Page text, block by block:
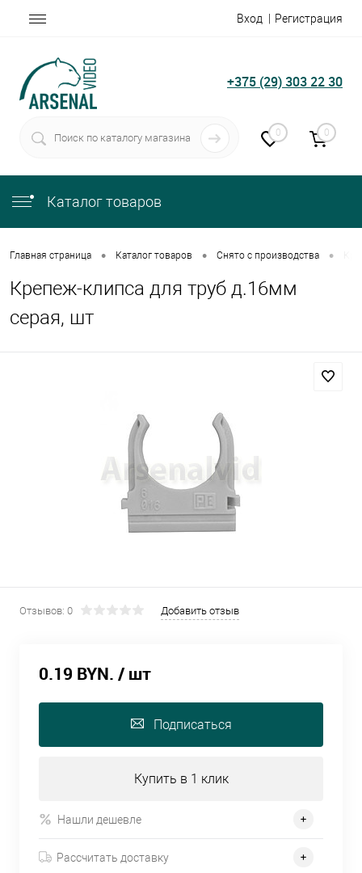
Вход Регистрация
+375 (29) 303 22 30
0 0
Каталог товаров
Главная страница • Каталог товаров • Снято с производства •
Крепеж-клипса для труб д.16мм
серая, шт
Отзывов: 0 Добавить отзыв
0.19 BYN. / шт
Подписаться
Купить в 1 клик
Нашли дешевле
Рассчитать доставку